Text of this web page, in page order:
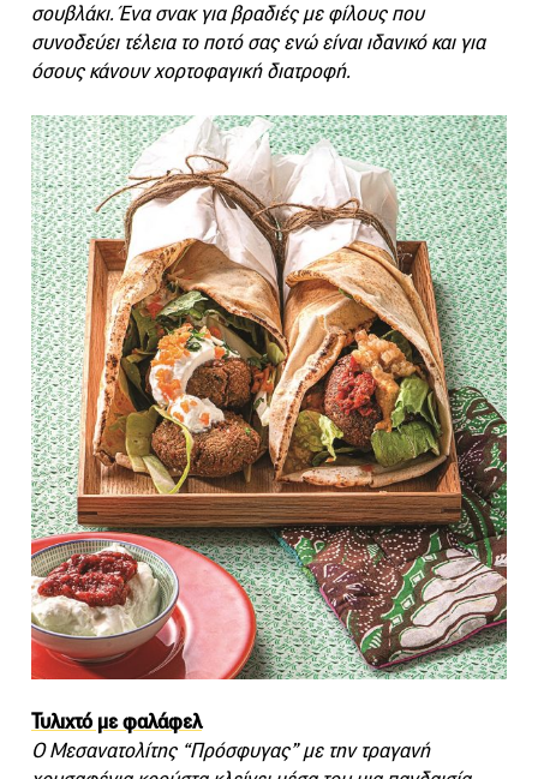
σουβλάκι. Ένα σνακ για βραδιές με φίλους που
συνοδεύει τέλεια το ποτό σας ενώ είναι ιδανικό και για
όσους κάνουν χορτοφαγική διατροφή.
Τυλιχτό με φαλάφελ
Ο Μεσανατολίτης “Πρόσφυγας” με την τραγανή